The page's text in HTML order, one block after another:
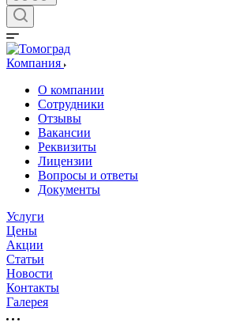
Компания
О компании
Сотрудники
Отзывы
Вакансии
Реквизиты
Лицензии
Вопросы и ответы
Документы
Услуги
Цены
Акции
Статьи
Новости
Контакты
Галерея